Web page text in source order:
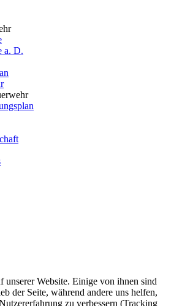
a. D.
unserer Website. Einige von ihnen sind
der Seite, während andere uns helfen,
zu verbessern (Tracking